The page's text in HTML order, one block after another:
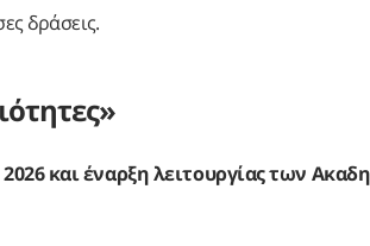
δράσεις.
και έναρξη λειτουργίας των